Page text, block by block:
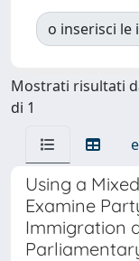
o inserisci le
Mostrati risultati
di 1
Using a
Examine
Immigration